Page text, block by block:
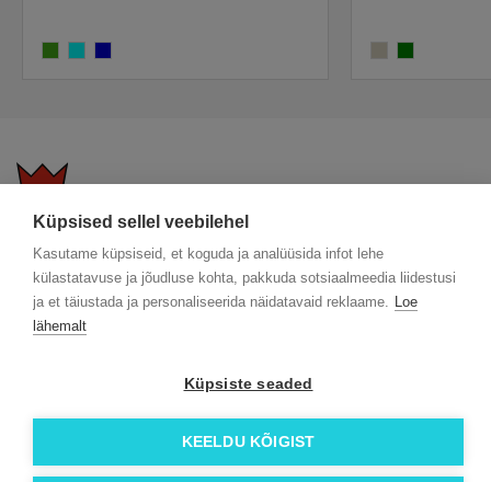
Küpsised sellel veebilehel
Kasutame küpsiseid, et koguda ja analüüsida infot lehe
külastatavuse ja jõudluse kohta, pakkuda sotsiaalmeedia liidestusi
ja et täiustada ja personaliseerida näidatavaid reklaame. Loe
lähemalt
Küpsiste seaded
KEELDU KÕIGIST
Trükitehnikad
Meist lähemalt
ÖKO reklaamkingitused
Meeskond
Kontakt
Facebook
© 2026 Roi OÜ | Kõik õigused on kaitstud.